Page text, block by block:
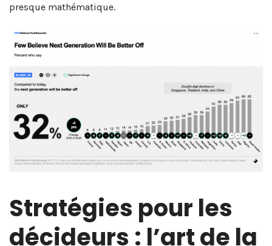
presque mathématique.
Stratégies pour les
décideurs : l’art de la